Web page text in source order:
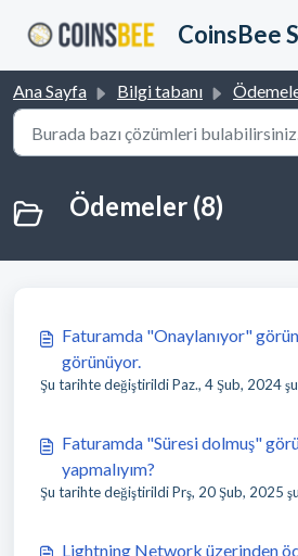
CoinsBee
Ana Sayfa Bilgi tabanı Ödemeler ve Geri
Ödemeler (8)
Faturamda "Onaylanıyor"
görünüyor.
Şu tarihte değiştirildi Paz., 4 Şub, 2024
Faturamda "Süresi dolmuş"
yapmalıyım?
Şu tarihte değiştirildi Prş, 20 Şub, 2025
Lightning Network üzerinden